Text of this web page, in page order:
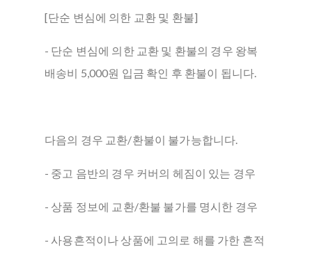
[단순 변심에 의한 교환 및 환불]
- 단순 변심에 의한 교환 및 환불의 경우 왕복
배송비 5,000원 입금 확인 후 환불이 됩니다.
다음의 경우 교환/환불이 불가능합니다.
- 중고 음반의 경우 커버의 헤짐이 있는 경우
- 상품 정보에 교환/환불 불가를 명시한 경우
- 사용흔적이나 상품에 고의로 해를 가한 흔적